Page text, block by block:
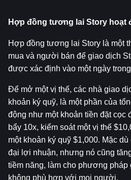
Hợp đồng tương lai Story hoạt
Hợp đồng tương lai Story là một
mua và người bán để giao dịch
được xác định vào một ngày
Để mở một vị thế, các nhà giao
khoản ký quỹ, là một phần của
động như một khoản tiền đặt cọc
bẩy 10x, kiểm soát một vị thế
một khoản ký quỹ $1,000. Mặc
đại lợi nhuận, nhưng nó cũng
tiềm năng, làm cho phương pháp
không phù hợp với mọi người.